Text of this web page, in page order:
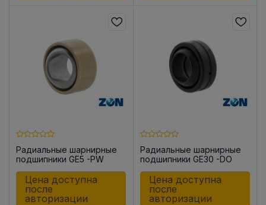
Радиальные шарнирные
подшипники GE5 -PW
Цена доступна
после
авторизации
Радиальные шарнирные
подшипники GE30 -DO
Цена доступна
после
авторизации